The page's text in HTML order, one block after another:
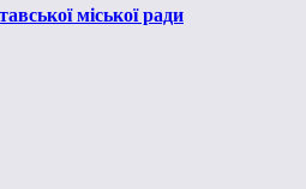
міської ради